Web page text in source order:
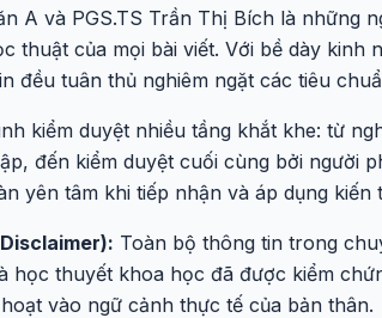
A và PGS.TS Trần Thị Bích là những
thuật của mọi bài viết. Với bề dày kinh
đều tuân thủ nghiêm ngặt các tiêu
kiểm duyệt nhiều tầng khắt khe: từ
đến kiểm duyệt cuối cùng bởi người
yên tâm khi tiếp nhận và áp dụng kiến
Toàn bộ thông tin trong
học thuyết khoa học đã được kiểm
vào ngữ cảnh thực tế của bản thân.